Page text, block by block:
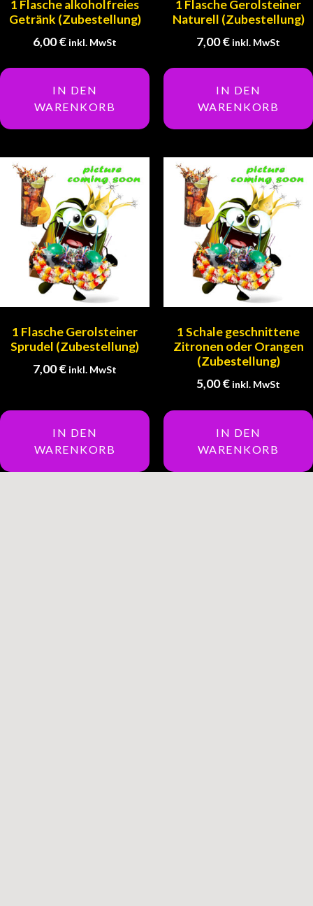
1 Flasche alkoholfreies
Getränk (Zubestellung)
6,00€ inkl. MwSt
IN DEN
WARENKORB
1 Flasche Gerolsteiner
Naturell (Zubestellung)
7,00€ inkl. MwSt
IN DEN
WARENKORB
1 Flasche Gerolsteiner
Sprudel (Zubestellung)
7,00€ inkl. MwSt
IN DEN
WARENKORB
1 Schale geschnittene
Zitronen oder Orangen
(Zubestellung)
5,00€ inkl. MwSt
IN DEN
WARENKORB